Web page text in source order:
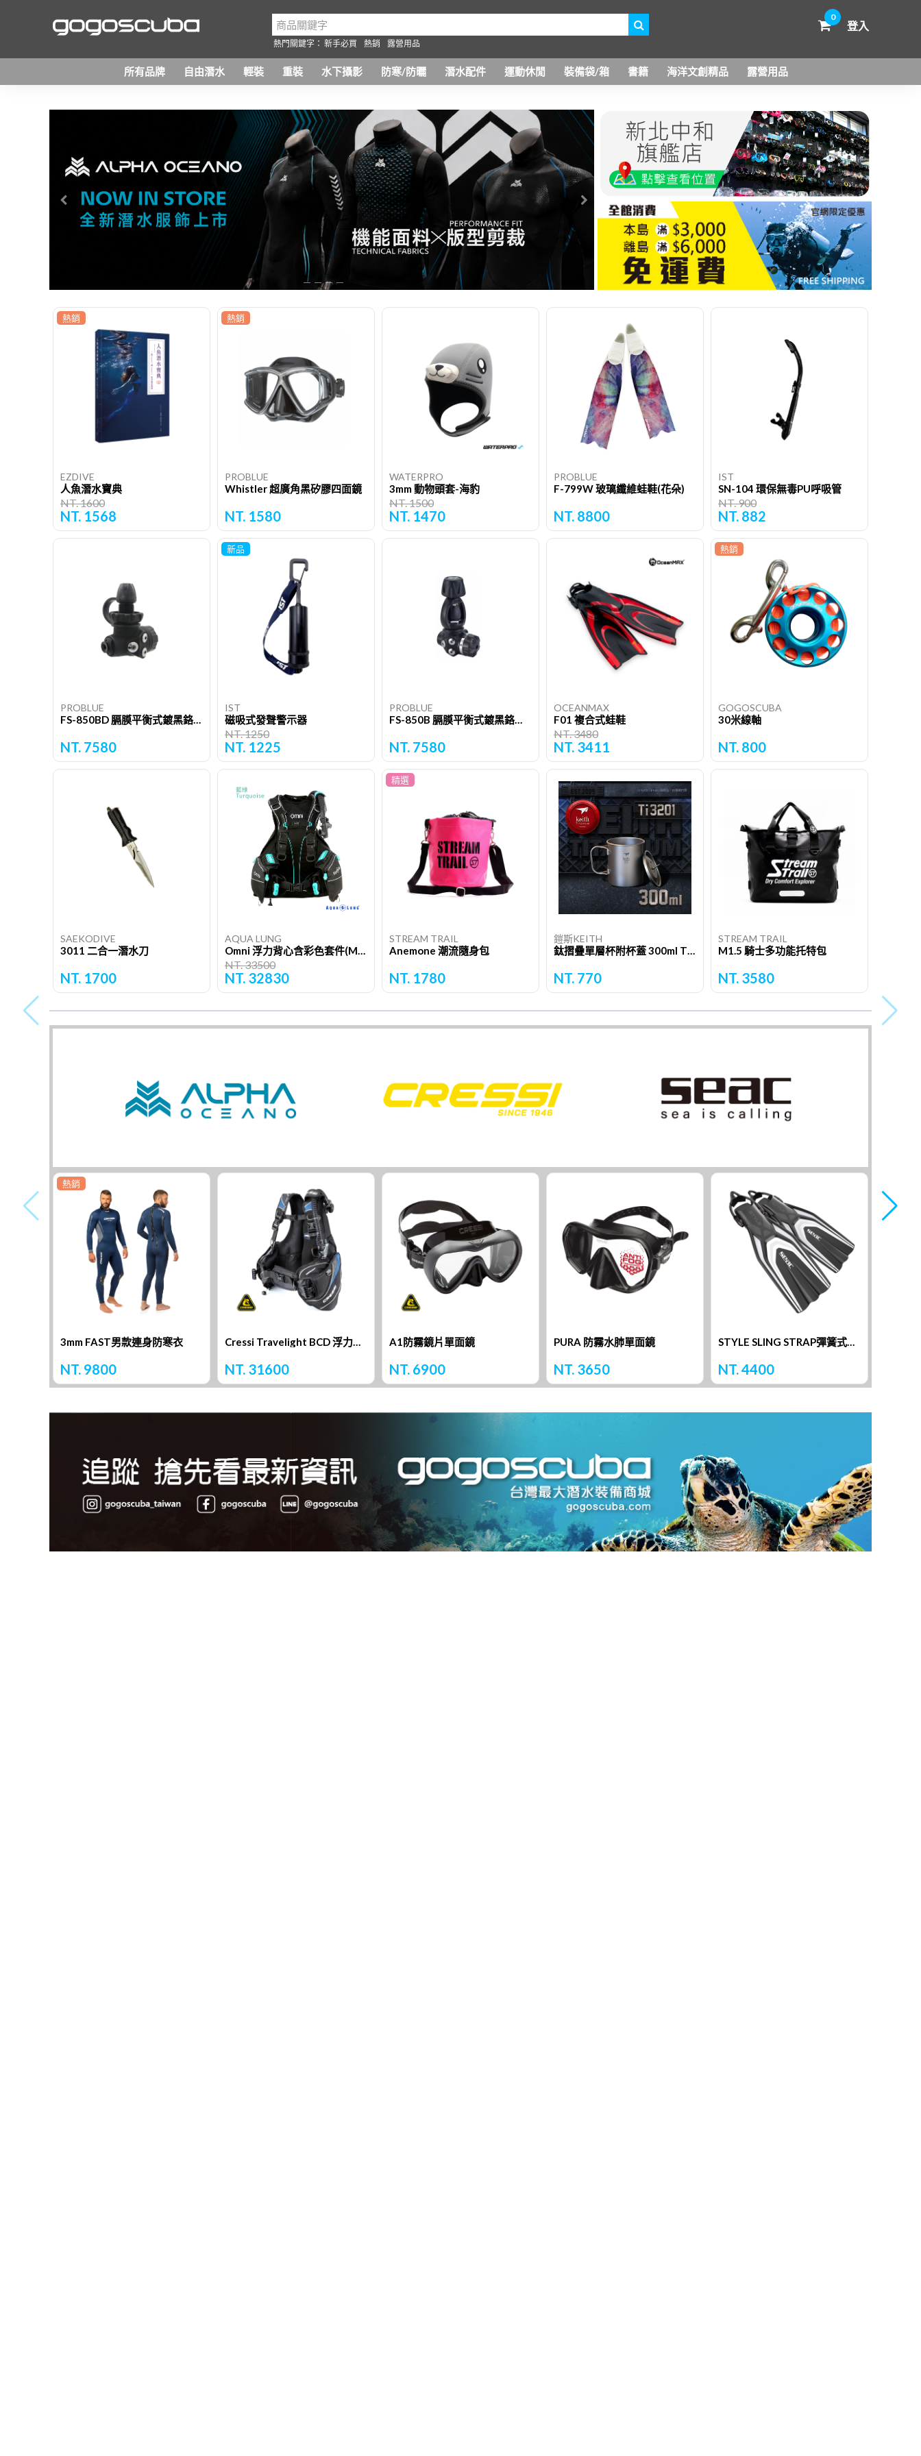
0
登入
熱門關鍵字： 新手必買 熱銷 露營用品
所有品牌 自由潛水 輕裝 重裝 水下攝影 防寒/防曬 潛水配件 運動休閒 裝備袋/箱 書籍 海洋文創精品 露營用品
熱銷
EZDIVE
人魚潛水寶典
NT. 1600
NT. 1568
熱銷
PROBLUE
Whistler 超廣角黑矽膠四面鏡
NT. 1580
WATERPRO
3mm 動物頭套-海豹
NT. 1500
NT. 1470
PROBLUE
F-799W 玻璃纖維蛙鞋(花朵)
NT. 8800
IST
SN-104 環保無毒PU呼吸管
NT. 900
NT. 882
PROBLUE
FS-850BD 膈膜平衡式鍍黑鉻一級頭（DIN型）
NT. 7580
新品
IST
磁吸式發聲警示器
NT. 1250
NT. 1225
PROBLUE
FS-850B 膈膜平衡式鍍黑鉻一級頭（YOKE型）
NT. 7580
OCEANMAX
F01 複合式蛙鞋
NT. 3480
NT. 3411
熱銷
GOGOSCUBA
30米線軸
NT. 800
SAEKODIVE
3011 二合一潛水刀
NT. 1700
AQUA LUNG
Omni 浮力背心含彩色套件(ModLock™)
NT. 33500
NT. 32830
精選
STREAM TRAIL
Anemone 潮流隨身包
NT. 1780
鎧斯KEITH
鈦摺疊單層杯附杯蓋 300ml Ti3201
NT. 770
STREAM TRAIL
M1.5 騎士多功能托特包
NT. 3580
熱銷
3mm FAST男款連身防寒衣
NT. 9800
Cressi Travelight BCD 浮力背心
NT. 31600
A1防霧鏡片單面鏡
NT. 6900
PURA 防霧水肺單面鏡
NT. 3650
STYLE SLING STRAP彈簧式蛙鞋
NT. 4400